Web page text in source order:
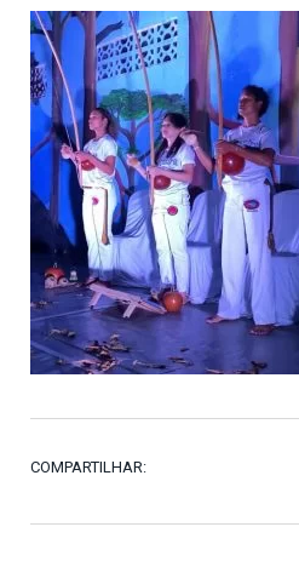
COMPARTILHAR: